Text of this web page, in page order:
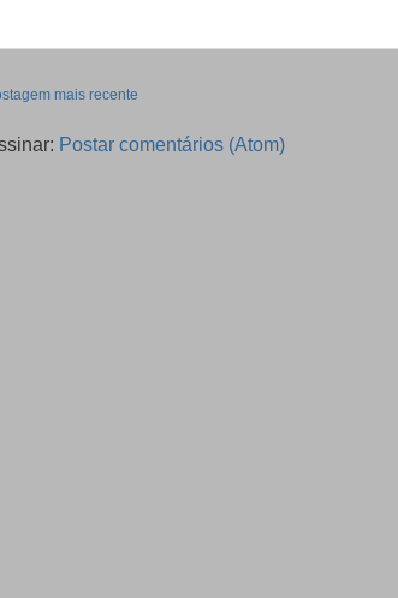
mais recente
Postar comentários (Atom)